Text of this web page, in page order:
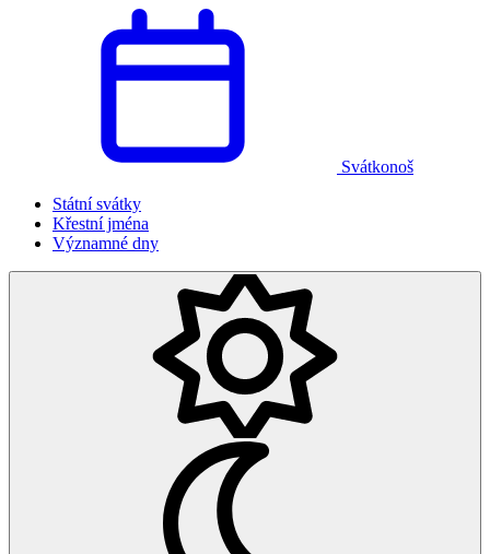
Svátkonoš
Státní svátky
Křestní jména
Významné dny